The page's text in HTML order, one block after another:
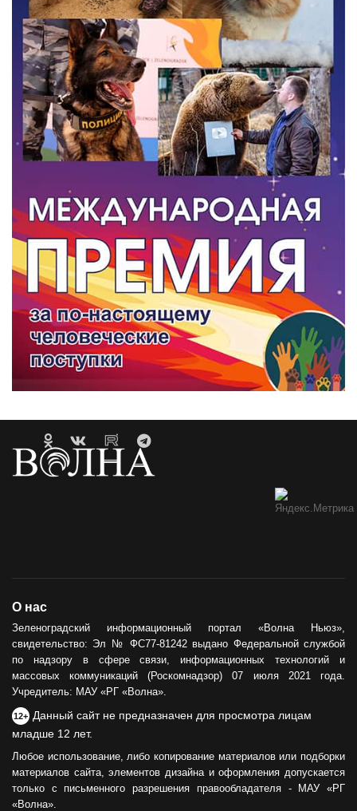
О нас
Зеленоградский информационный портал «Волна Ньюз»,
свидетельство: Эл № ФС77-81242 выдано Федеральной службой
по надзору в сфере связи, информационных технологий и
массовых коммуникаций (Роскомнадзор) 07 июля 2021 года.
Учредитель: МАУ «РГ «Волна».
12+ Данный сайт не предназначен для просмотра лицам
младше 12 лет.
Любое использование, либо копирование материалов или подборки
материалов сайта, элементов дизайна и оформления допускается
только с письменного разрешения правообладателя - МАУ «РГ
«Волна».